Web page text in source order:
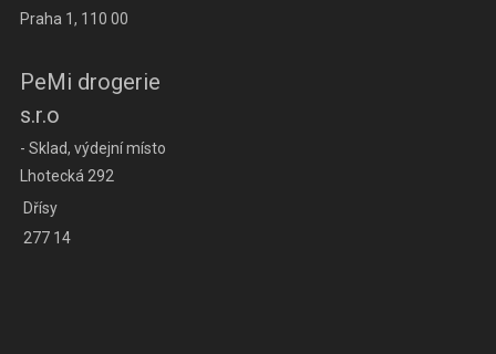
Praha 1, 110 00
PeMi drogerie
s.r.o
- Sklad, výdejní místo
Lhotecká 292
Dřísy
277 14